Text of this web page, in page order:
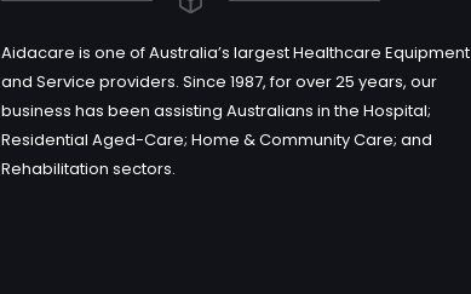
Aidacare is one of Australia’s largest Healthcare Equipment
and Service providers. Since 1987, for over 25 years, our
business has been assisting Australians in the Hospital;
Residential Aged-Care; Home & Community Care; and
Rehabilitation sectors.